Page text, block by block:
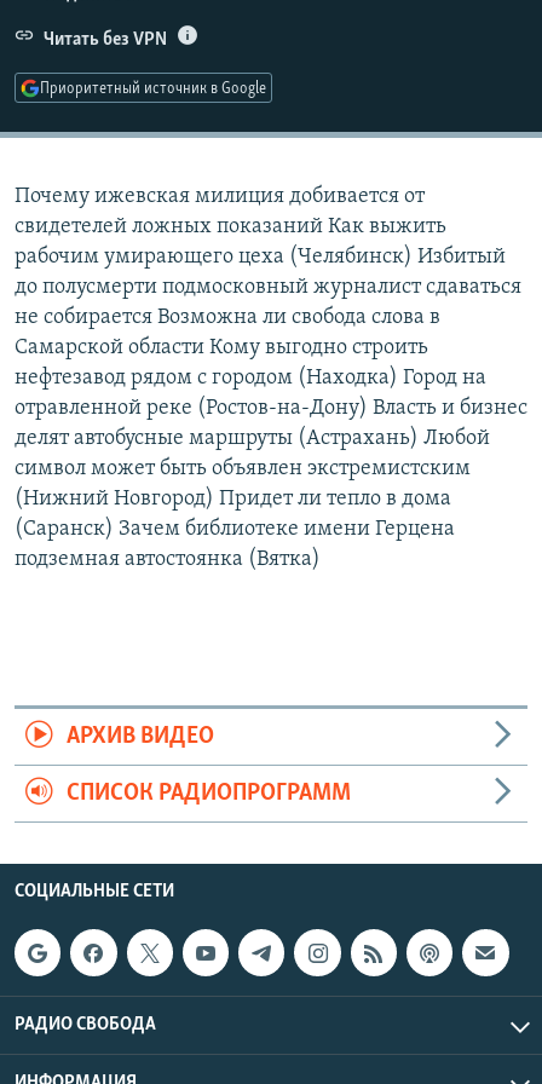
РАСПИСАНИЕ ВЕЩАНИЯ
СОЦИАЛЬНЫЕ СЕТИ
Все сайты РСЕ/РС
Читать без VPN
Приоритетный источник в Google
Почему ижевская милиция добивается от
свидетелей ложных показаний Как выжить
рабочим умирающего цеха (Челябинск) Избитый
до полусмерти подмосковный журналист сдаваться
не собирается Возможна ли свобода слова в
Самарской области Кому выгодно строить
нефтезавод рядом с городом (Находка) Город на
отравленной реке (Ростов-на-Дону) Власть и бизнес
делят автобусные маршруты (Астрахань) Любой
символ может быть объявлен экстремистским
(Нижний Новгород) Придет ли тепло в дома
(Саранск) Зачем библиотеке имени Герцена
подземная автостоянка (Вятка)
АРХИВ ВИДЕО
СПИСОК РАДИОПРОГРАММ
СОЦИАЛЬНЫЕ СЕТИ
РАДИО СВОБОДА